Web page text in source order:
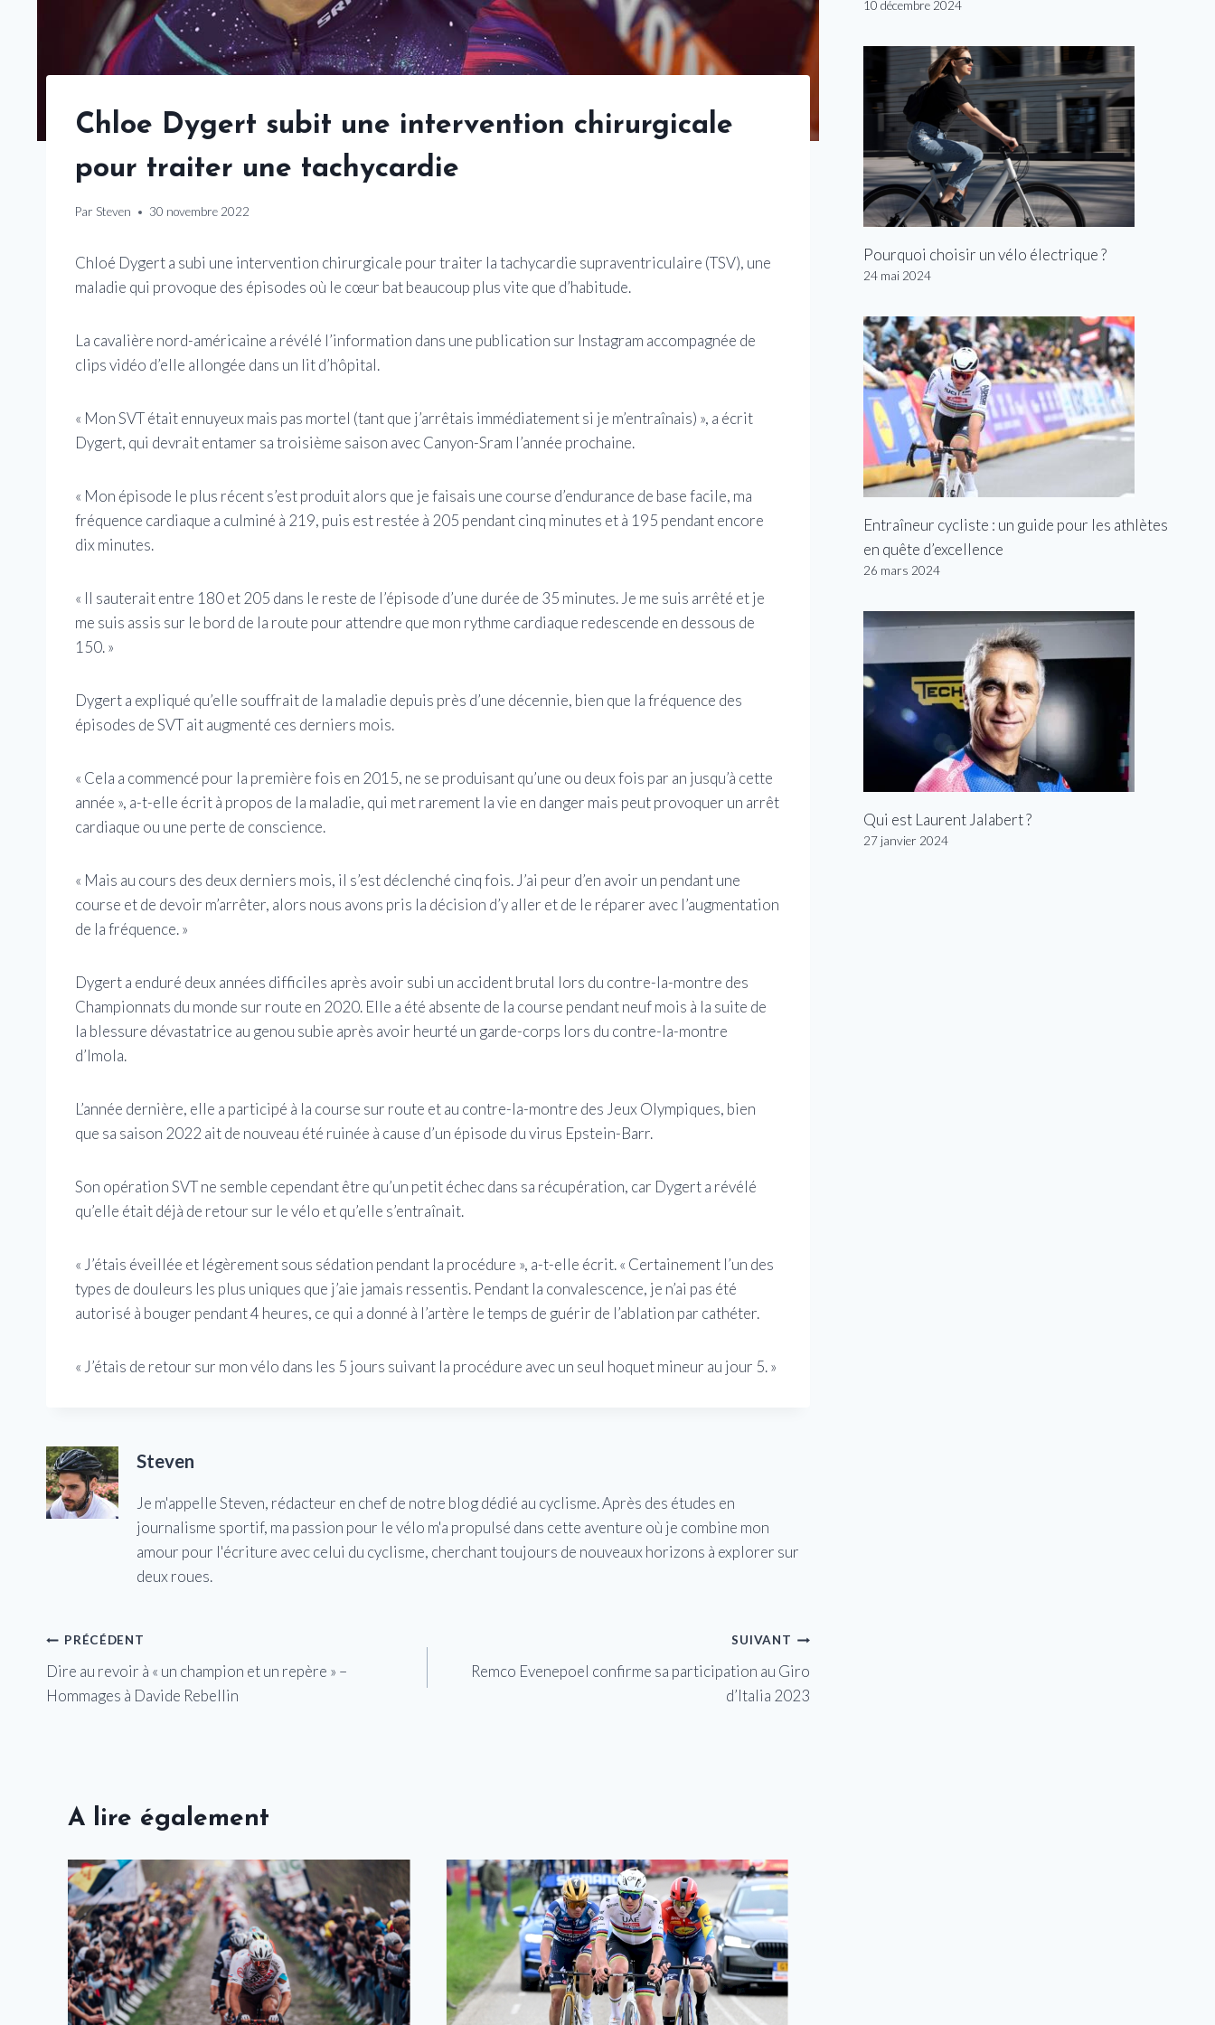
Chloe Dygert subit une intervention chirurgicale
pour traiter une tachycardie
Par Steven 30 novembre 2022
Chloé Dygert a subi une intervention chirurgicale pour traiter la tachycardie supraventriculaire (TSV), une
maladie qui provoque des épisodes où le cœur bat beaucoup plus vite que d’habitude.
La cavalière nord-américaine a révélé l’information dans une publication sur Instagram accompagnée de
clips vidéo d’elle allongée dans un lit d’hôpital.
« Mon SVT était ennuyeux mais pas mortel (tant que j’arrêtais immédiatement si je m’entraînais) », a écrit
Dygert, qui devrait entamer sa troisième saison avec Canyon-Sram l’année prochaine.
« Mon épisode le plus récent s’est produit alors que je faisais une course d’endurance de base facile, ma
fréquence cardiaque a culminé à 219, puis est restée à 205 pendant cinq minutes et à 195 pendant encore
dix minutes.
« Il sauterait entre 180 et 205 dans le reste de l’épisode d’une durée de 35 minutes. Je me suis arrêté et je
me suis assis sur le bord de la route pour attendre que mon rythme cardiaque redescende en dessous de
150. »
Dygert a expliqué qu’elle souffrait de la maladie depuis près d’une décennie, bien que la fréquence des
épisodes de SVT ait augmenté ces derniers mois.
« Cela a commencé pour la première fois en 2015, ne se produisant qu’une ou deux fois par an jusqu’à cette
année », a-t-elle écrit à propos de la maladie, qui met rarement la vie en danger mais peut provoquer un arrêt
cardiaque ou une perte de conscience.
« Mais au cours des deux derniers mois, il s’est déclenché cinq fois. J’ai peur d’en avoir un pendant une
course et de devoir m’arrêter, alors nous avons pris la décision d’y aller et de le réparer avec l’augmentation
de la fréquence. »
Dygert a enduré deux années difficiles après avoir subi un accident brutal lors du contre-la-montre des
Championnats du monde sur route en 2020. Elle a été absente de la course pendant neuf mois à la suite de
la blessure dévastatrice au genou subie après avoir heurté un garde-corps lors du contre-la-montre
d’Imola.
L’année dernière, elle a participé à la course sur route et au contre-la-montre des Jeux Olympiques, bien
que sa saison 2022 ait de nouveau été ruinée à cause d’un épisode du virus Epstein-Barr.
Son opération SVT ne semble cependant être qu’un petit échec dans sa récupération, car Dygert a révélé
qu’elle était déjà de retour sur le vélo et qu’elle s’entraînait.
« J’étais éveillée et légèrement sous sédation pendant la procédure », a-t-elle écrit. « Certainement l’un des
types de douleurs les plus uniques que j’aie jamais ressentis. Pendant la convalescence, je n’ai pas été
autorisé à bouger pendant 4 heures, ce qui a donné à l’artère le temps de guérir de l’ablation par cathéter.
« J’étais de retour sur mon vélo dans les 5 jours suivant la procédure avec un seul hoquet mineur au jour 5. »
Steven
Je m'appelle Steven, rédacteur en chef de notre blog dédié au cyclisme. Après des études en
journalisme sportif, ma passion pour le vélo m'a propulsé dans cette aventure où je combine mon
amour pour l'écriture avec celui du cyclisme, cherchant toujours de nouveaux horizons à explorer sur
deux roues.
Navigation
de
PRÉCÉDENT
Dire au revoir à « un champion et un repère » –
Hommages à Davide Rebellin
SUIVANT
Remco Evenepoel confirme sa participation au Giro
d’Italia 2023
A lire également
10 décembre 2024
Pourquoi choisir un vélo électrique ?
24 mai 2024
Entraîneur cycliste : un guide pour les athlètes
en quête d’excellence
26 mars 2024
Qui est Laurent Jalabert ?
27 janvier 2024